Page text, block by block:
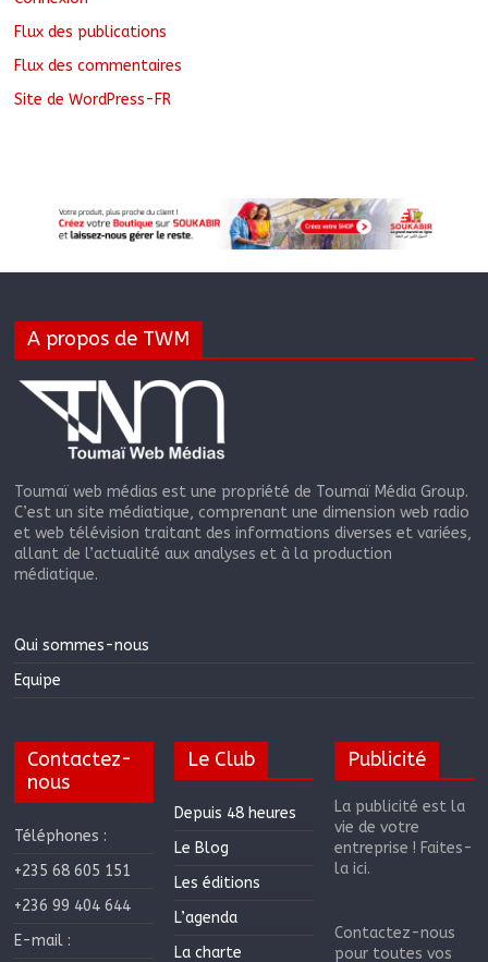
Flux des publications
Flux des commentaires
Site de WordPress-FR
A propos de TWM
Toumaï web médias est une propriété de Toumaï Média Group.
C’est un site médiatique, comprenant une dimension web radio
et web télévision traitant des informations diverses et variées,
allant de l’actualité aux analyses et à la production
médiatique.
Qui sommes-nous
Equipe
Contactez-
nous
Téléphones :
+235 68 605 151
+236 99 404 644
E-mail :
Le Club
Depuis 48 heures
Le Blog
Les éditions
L’agenda
La charte
Publicité
La publicité est la
vie de votre
entreprise ! Faites-
la ici.
Contactez-nous
pour toutes vos